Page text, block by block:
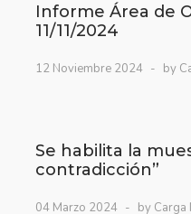
Informe Área de
11/11/2024
12 Noviembre 2024 by
Se habilita la
contradicción”
04 Marzo 2024 by Carga